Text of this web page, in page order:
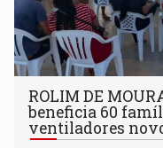
ROLIM DE
beneficia 60
ventiladores